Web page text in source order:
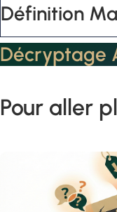
Définition
Décryptage
Pour aller